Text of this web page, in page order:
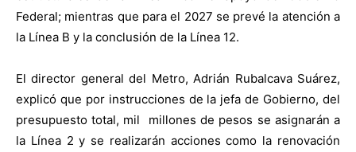
Federal; mientras que para el 2027 se prevé la atención a
la Línea B y la conclusión de la Línea 12.
El director general del Metro, Adrián Rubalcava Suárez,
explicó que por instrucciones de la jefa de Gobierno, del
presupuesto total, mil millones de pesos se asignarán a
la Línea 2 y se realizarán acciones como la renovación